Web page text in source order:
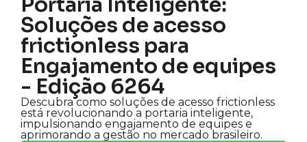
Soluções de acesso
frictionless para
Engajamento de equipes
- Edição 6264
Descubra como soluções de acesso frictionless
está revolucionando a portaria inteligente,
impulsionando engajamento de equipes e
aprimorando a gestão no mercado brasileiro.